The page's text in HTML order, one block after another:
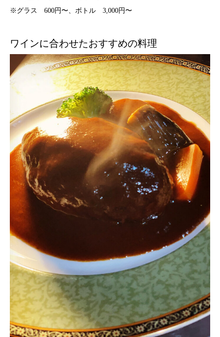
※グラス 600円〜、ボトル 3,000円〜
ワインに合わせたおすすめの料理